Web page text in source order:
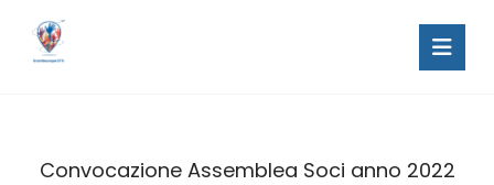
Convocazione Assemblea Soci anno 2022